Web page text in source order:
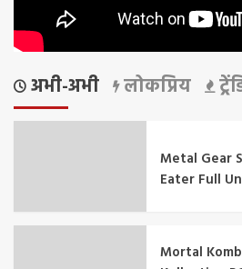
अभी-अभी लोकप्रिय
Metal Gear
Eater Full
Mortal